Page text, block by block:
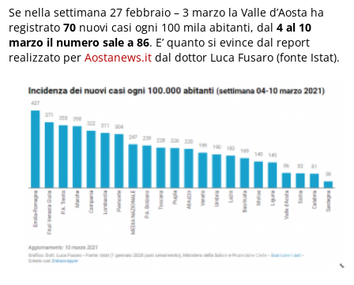
Se nella settimana 27 febbraio – 3 marzo la Valle d’Aosta ha
registrato70 nuovi casi ogni 100 mila abitanti, dal4 al 10
marzo il numero sale a 86. E’ quanto si evince dal report
realizzato perAostanews.it dal dottor Luca Fusaro (fonte Istat).